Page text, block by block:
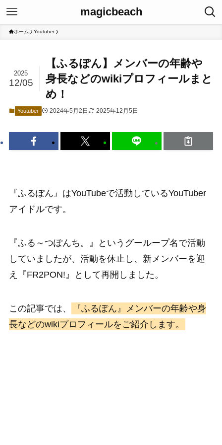
magicbeach
ホーム Youtuber
【ふるぽん】メンバーの年齢や
身長などのwikiプロフィールまと
め！
2025
12/05
Youtuber 2024年5月2日 2025年12月5日
『ふるぽん』はYouTubeで活動しているYouTuber
アイドルです。
『ふる～つぽんち。』というグーループ名で活動
していましたが、活動を休止し、新メンバーを迎
え『FR2PON!』として再開しました。
この記事では、
『ふるぽん』メンバーの年齢や身
長などのwikiプロフィールをご紹介します。